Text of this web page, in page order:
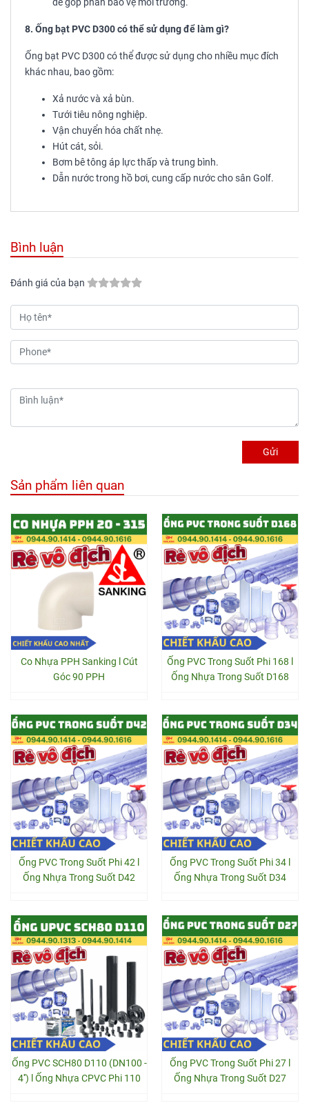
để góp phần bảo vệ môi trường.
8. Ống bạt PVC D300 có thể sử dụng để làm gì?
Ống bạt PVC D300 có thể được sử dụng cho nhiều mục đích
khác nhau, bao gồm:
Xả nước và xả bùn.
Tưới tiêu nông nghiệp.
Vận chuyển hóa chất nhẹ.
Hút cát, sỏi.
Bơm bê tông áp lực thấp và trung bình.
Dẫn nước trong hồ bơi, cung cấp nước cho sân Golf.
Bình luận
Đánh giá của bạn
Gửi
Sản phẩm liên quan
Co Nhựa PPH Sanking l Cút
Góc 90 PPH
Ống PVC Trong Suốt Phi 168 l
Ống Nhựa Trong Suốt D168
Ống PVC Trong Suốt Phi 42 l
Ống Nhựa Trong Suốt D42
Ống PVC Trong Suốt Phi 34 l
Ống Nhựa Trong Suốt D34
Ống PVC SCH80 D110 (DN100 -
4'') l Ống Nhựa CPVC Phi 110
Ống PVC Trong Suốt Phi 27 l
Ống Nhựa Trong Suốt D27